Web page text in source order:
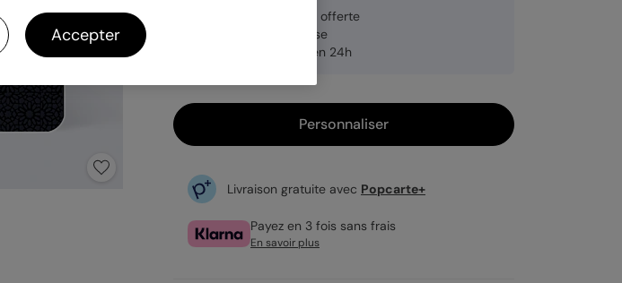
Enveloppe blanche offerte
Fabrication française
Expédition rapide en 24h
Personnaliser
Livraison gratuite avec Popcarte+
Payez en 3 fois sans frais
En savoir plus
Accepter